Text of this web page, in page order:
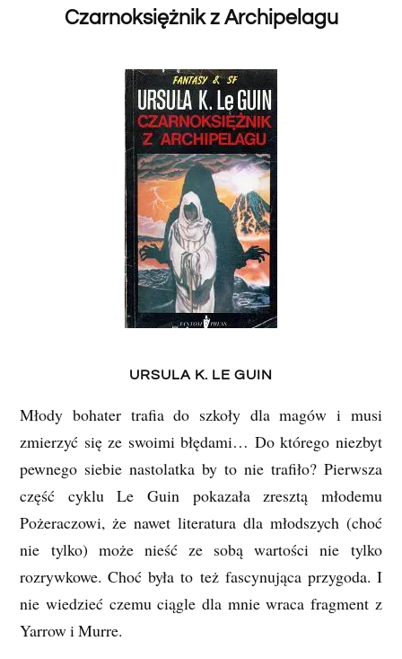
Czarnoksiężnik z Archipelagu
URSULA K. LE GUIN
Młody bohater trafia do szkoły dla magów i musi
zmierzyć się ze swoimi błędami… Do którego niezbyt
pewnego siebie nastolatka by to nie trafiło? Pierwsza
część cyklu Le Guin pokazała zresztą młodemu
Pożeraczowi, że nawet literatura dla młodszych (choć
nie tylko) może nieść ze sobą wartości nie tylko
rozrywkowe. Choć była to też fascynująca przygoda. I
nie wiedzieć czemu ciągle dla mnie wraca fragment z
Yarrow i Murre.